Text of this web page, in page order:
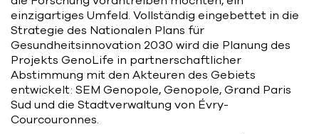
einzigartiges Umfeld. Vollständig eingebettet in die
Strategie des Nationalen Plans für
Gesundheitsinnovation 2030 wird die Planung des
Projekts GenoLife in partnerschaftlicher
Abstimmung mit den Akteuren des Gebiets
entwickelt: SEM Genopole, Genopole, Grand Paris
Sud und die Stadtverwaltung von Évry-
Courcouronnes.
February | Patriarche
Concepteur de solutions digitales
appliquées au bâtiment
Walter | Patriarche
Exploitant, fournisseur de services et
animateur d’espaces